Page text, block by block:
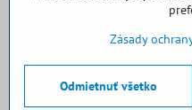
Všetko k nákupu
©
Predvoľby súkromia
Zásady
Odmietnuť všetko